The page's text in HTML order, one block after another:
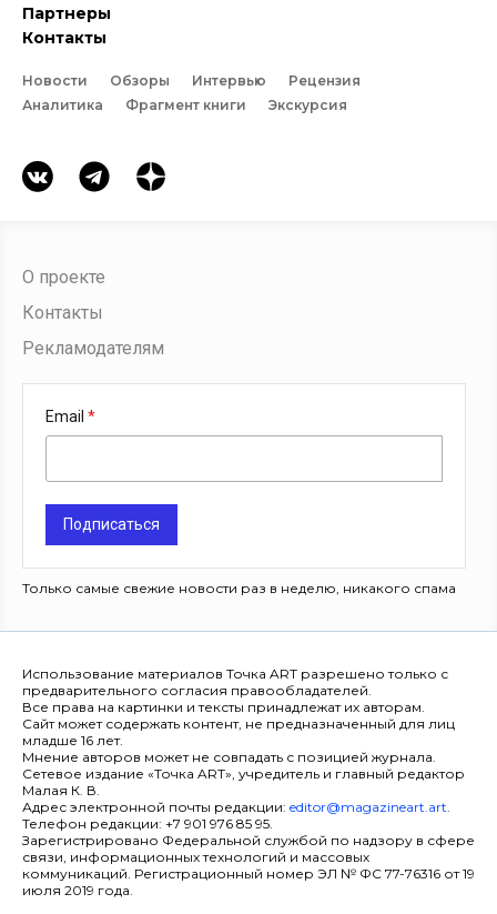
Партнеры
Контакты
Новости Обзоры Интервью
Рецензия
Аналитика
Фрагмент книги Экскурсия
О проекте
Контакты
Рекламодателям
Email
Подписаться
Только самые свежие новости раз в неделю, никакого спама
Использование материалов Точка ART разрешено только с
предварительного согласия правообладателей.
Все права на картинки и тексты принадлежат их авторам.
Сайт может содержать контент, не предназначенный для лиц
младше 16 лет.
Мнение авторов может не совпадать с позицией журнала.
Сетевое издание «Точка ART», учредитель и главный редактор
Малая К. В.
Адрес электронной почты редакции: editor@magazineart.art.
Телефон редакции: +7 901 976 85 95.
Зарегистрировано Федеральной службой по надзору в сфере
связи, информационных технологий и массовых
коммуникаций. Регистрационный номер ЭЛ № ФС 77-76316 от 19
июля 2019 года.